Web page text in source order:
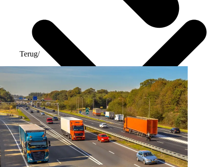
Auto Diensten
Terug/